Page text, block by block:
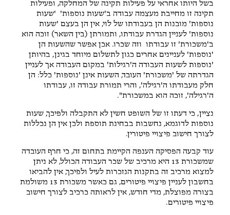
בשל היותו אחראי על פעילות תקינה של המחלקה, ופעילות
תקינה זו מחייבת מעצמה עבודה ב'שעות נוספות' 'שעות
נוספות' מובנות הן בעבודתו של לוי, אין הן בעצם 'שעות
נוספות' לעניין הגדרת עבודתו, ותמורתן (בין השאר) זוכה הוא
ב'משכורת' זו עבודתו וזה שכרו. אכן אפשר שהשעות הן
'נוספות' לעניינים אחרים כגון לתשלום מיוחד בגינן, בהיותן
'נוספות לשעות העבודה ה'רגילות' במקום העבודה אך לעניין
הגדרתה של 'משכורת' העובד, השעות אינן 'נוספות' כלל: הן
חלק מעבודתו ה'רגילה', והרי תמורת עבודה זו, עבודתו
ה'רגילה', זוכה הוא במשכורת".
נציין, כי דעתו זו של השופט חשין לא התקבלה ולפיכך, שעות
נוספות לדוגמא, נחשבות בבחינת תוספת ולכן אין הן נכללות
לצורך חישוב פיצויי פיטורין.
עוד קבעה הפסיקה הענפה הקיימת בתחום זה, כי חרף העובדה
שמשכורת 13 היא מרכיב של שכר העבודה הכולל, לא ניתן
למצוא מרכיב זה בתקנות הנזכרות לעיל ולפיכך, אין להביאו
בחשבון לעניין פיצויי פיטורים, גם כאשר משכורת 13 משולמת
בצורה מפוצלת, מדי חודש, אין לראותה כרכיב לצורך חישוב
פיצויי פיטורים.